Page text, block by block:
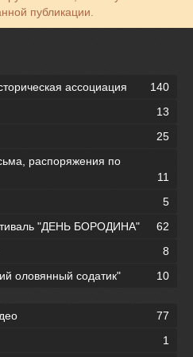
публикации.
ассоциация
140
13
25
распоряжения по
11
5
"ДЕНЬ БОРОДИНА"
62
8
оловянный содатик"
10
77
1